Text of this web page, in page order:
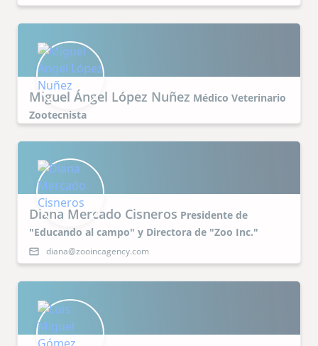
Miguel Ángel López Nuñez Médico Veterinario
Zootecnista
Diana Mercado Cisneros Presidente de
"Educando al campo" y Directora de "Zoo Inc."
diana@zooincagency.com